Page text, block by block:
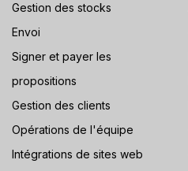
Gestion des stocks
Envoi
Signer et payer les
propositions
Gestion des clients
Opérations de l'équipe
Intégrations de sites web